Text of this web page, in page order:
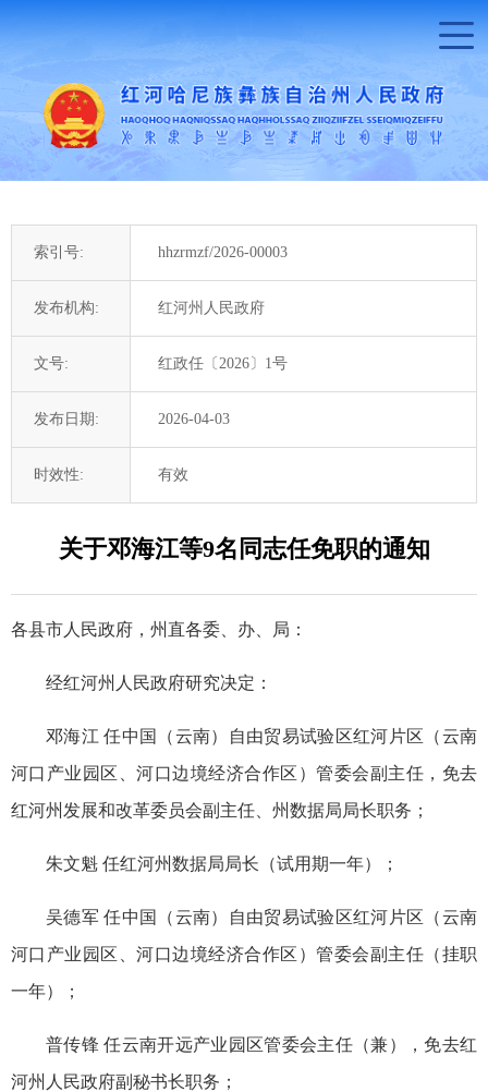
索引号: hhzrmzf/2026-00003
发布机构: 红河州人民政府
文号: 红政任〔2026〕1号
发布日期: 2026-04-03
时效性: 有效
关于邓海江等9名同志任免职的通知
各县市人民政府，州直各委、办、局：
经红河州人民政府研究决定：
邓海江 任中国（云南）自由贸易试验区红河片区（云南
河口产业园区、河口边境经济合作区）管委会副主任，免去
红河州发展和改革委员会副主任、州数据局局长职务；
朱文魁 任红河州数据局局长（试用期一年）；
吴德军 任中国（云南）自由贸易试验区红河片区（云南
河口产业园区、河口边境经济合作区）管委会副主任（挂职
一年）；
普传锋 任云南开远产业园区管委会主任（兼），免去红
河州人民政府副秘书长职务；